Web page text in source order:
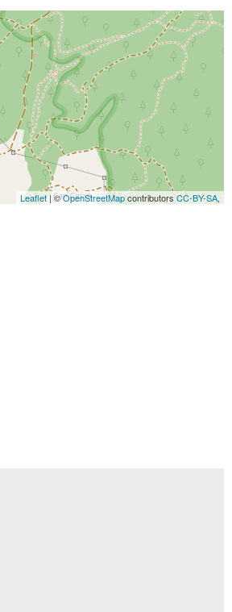
Leaflet | ©OpenStreetMapcontributorsCC-BY-SA,